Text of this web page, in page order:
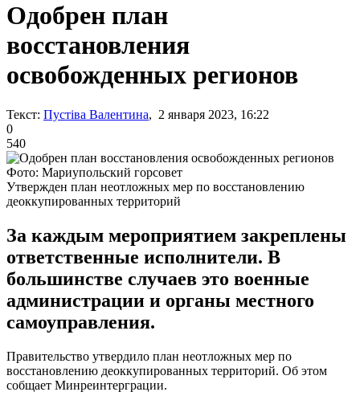
Одобрен план
восстановления
освобожденных регионов
Текст: Пустіва Валентина, 2 января 2023, 16:22
0
540
Фото: Мариупольский горсовет
Утвержден план неотложных мер по восстановлению
деоккупированных территорий
За каждым мероприятием закреплены
ответственные исполнители. В
большинстве случаев это военные
администрации и органы местного
самоуправления.
Правительство утвердило план неотложных мер по
восстановлению деоккупированных территорий. Об этом
собщает Минреинтерграции.